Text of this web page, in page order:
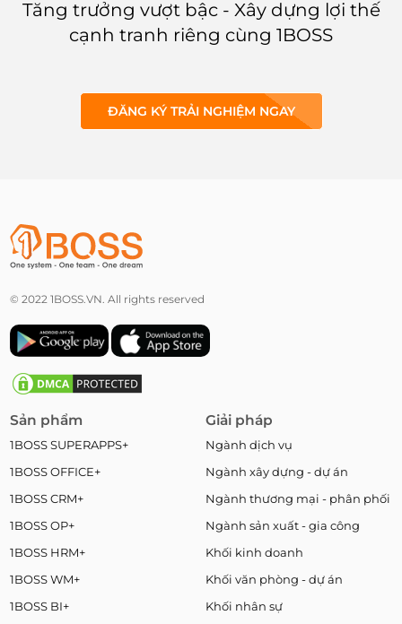
Tăng trưởng vượt bậc - Xây dựng lợi thế
cạnh tranh riêng cùng 1BOSS
ĐĂNG KÝ TRẢI NGHIỆM NGAY
© 2022 1BOSS.VN. All rights reserved
Sản phẩm
1BOSS SUPERAPPS+
1BOSS OFFICE+
1BOSS CRM+
1BOSS OP+
1BOSS HRM+
1BOSS WM+
1BOSS BI+
Giải pháp
Ngành dịch vụ
Ngành xây dựng - dự án
Ngành thương mại - phân phối
Ngành sản xuất - gia công
Khối kinh doanh
Khối văn phòng - dự án
Khối nhân sự